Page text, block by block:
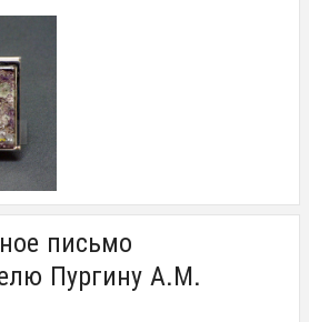
письмо
Пургину А.М.